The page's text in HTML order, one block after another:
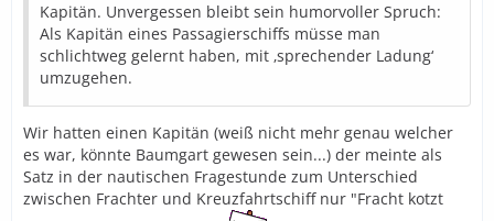
Kapitän. Unvergessen bleibt sein humorvoller Spruch:
Als Kapitän eines Passagierschiffs müsse man
schlichtweg gelernt haben, mit ‚sprechender Ladung‘
umzugehen.
Wir hatten einen Kapitän (weiß nicht mehr genau welcher
es war, könnte Baumgart gewesen sein...) der meinte als
Satz in der nautischen Fragestunde zum Unterschied
zwischen Frachter und Kreuzfahrtschiff nur "Fracht kotzt